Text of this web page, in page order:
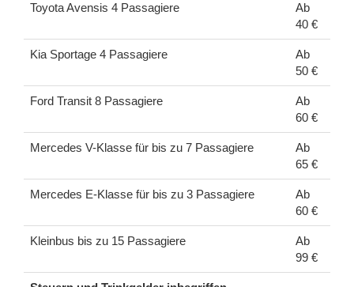
Toyota Avensis 4 Passagiere
Ab
40 €
Kia Sportage 4 Passagiere
Ab
50 €
Ford Transit 8 Passagiere
Ab
60 €
Mercedes V-Klasse für bis zu 7 Passagiere
Ab
65 €
Mercedes E-Klasse für bis zu 3 Passagiere
Ab
60 €
Kleinbus bis zu 15 Passagiere
Ab
99 €